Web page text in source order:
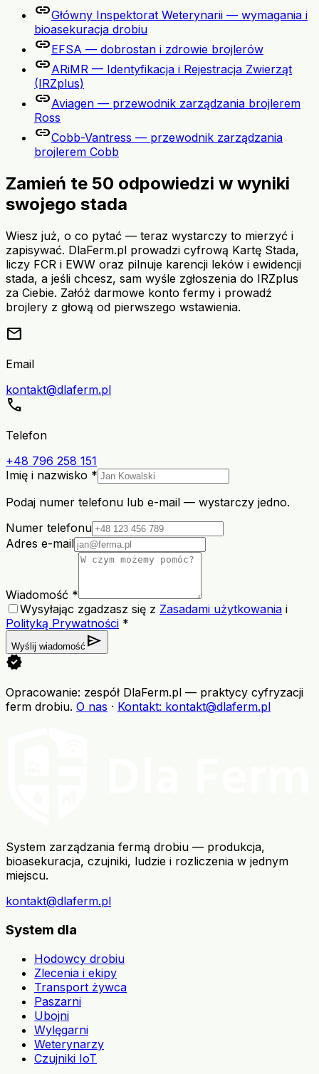
linkGłówny Inspektorat Weterynarii — wymagania i
bioasekuracja drobiu
linkEFSA — dobrostan i zdrowie brojlerów
linkARiMR — Identyfikacja i Rejestracja Zwierząt
(IRZplus)
linkAviagen — przewodnik zarządzania brojlerem
Ross
linkCobb-Vantress — przewodnik zarządzania
brojlerem Cobb
Zamień te 50 odpowiedzi w wyniki
swojego stada
Wiesz już, o co pytać — teraz wystarczy to mierzyć i
zapisywać. DlaFerm.pl prowadzi cyfrową Kartę Stada,
liczy FCR i EWW oraz pilnuje karencji leków i ewidencji
stada, a jeśli chcesz, sam wyśle zgłoszenia do IRZplus
za Ciebie. Załóż darmowe konto fermy i prowadź
brojlery z głową od pierwszego wstawienia.
mail
Email
kontakt@dlaferm.pl
call
Telefon
+48 796 258 151
Imię i nazwisko *
Podaj numer telefonu lub e-mail — wystarczy jedno.
Numer telefonu
Adres e-mail
Wiadomość *
Wysyłając zgadzasz się z Zasadami użytkowania i
Polityką Prywatności *
Wyślij wiadomość send
verified
Opracowanie: zespół DlaFerm.pl — praktycy cyfryzacji
ferm drobiu. O nas · Kontakt: kontakt@dlaferm.pl
System zarządzania fermą drobiu — produkcja,
bioasekuracja, czujniki, ludzie i rozliczenia w jednym
miejscu.
kontakt@dlaferm.pl
System dla
Hodowcy drobiu
Zlecenia i ekipy
Transport żywca
Paszarni
Ubojni
Wylęgarni
Weterynarzy
Czujniki IoT